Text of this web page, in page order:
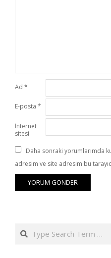
Ad *
E-posta *
İnternet
sitesi
Daha sonraki yorumlarımda
adresim ve site adresim bu
Search